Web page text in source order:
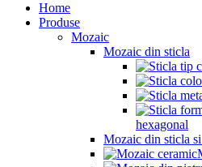
Home
Produse
Mozaic
Mozaic din sticla
hexagonal
Mozaic din sticla